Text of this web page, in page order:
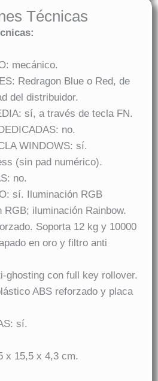
Técnicas
mecánico.
Redragon Blue o Red, de
del distribuidor.
sí, a través de tecla FN.
no.
WINDOWS: sí.
(sin pad numérico).
no.
sí. Iluminación RGB
iluminación Rainbow.
Soporta 12 kg y 10000
en oro y filtro anti
ghosting con full key rollover.
ABS reforzado y placa
sí.
x 15,5 x 4,3 cm.